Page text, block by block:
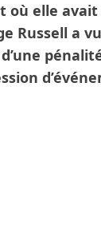
où elle avait
Russell a